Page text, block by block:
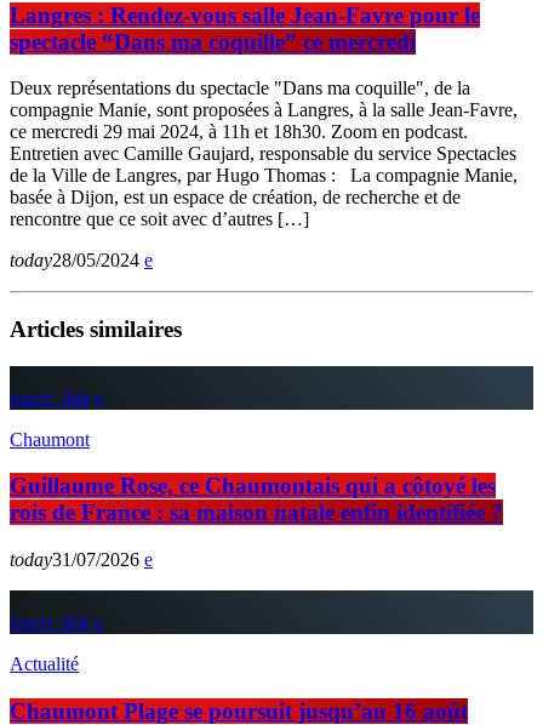
Langres : Rendez-vous salle Jean-Favre pour le
spectacle “Dans ma coquille” ce mercredi
Deux représentations du spectacle "Dans ma coquille", de la
compagnie Manie, sont proposées à Langres, à la salle Jean-Favre,
ce mercredi 29 mai 2024, à 11h et 18h30. Zoom en podcast.
Entretien avec Camille Gaujard, responsable du service Spectacles
de la Ville de Langres, par Hugo Thomas : La compagnie Manie,
basée à Dijon, est un espace de création, de recherche et de
rencontre que ce soit avec d’autres […]
today28/05/2024
Articles similaires
insert_link
Chaumont
Guillaume Rose, ce Chaumontais qui a côtoyé les
rois de France : sa maison natale enfin identifiée ?
today31/07/2026
insert_link
Actualité
Chaumont Plage se poursuit jusqu’au 16 août